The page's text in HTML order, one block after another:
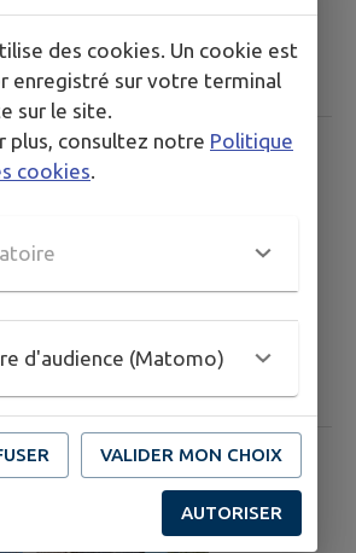
des cookies. Un cookie est
enregistré sur votre terminal
sur le site.
plus, consultez notre Politique
cookies
d'audience (Matomo)
VALIDER MON CHOIX
AUTORISER